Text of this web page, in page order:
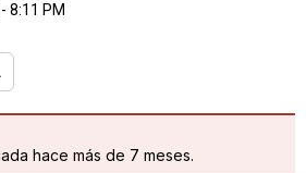
8:11 PM
hace más de 7 meses.